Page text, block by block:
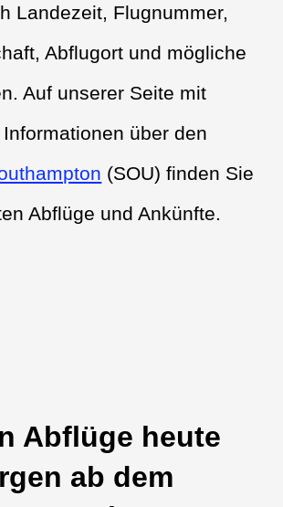
Landezeit, Flugnummer,
Abflugort und mögliche
Auf unserer Seite mit
über den
(SOU) finden Sie
Abflüge und Ankünfte.
Abflüge heute
ab dem